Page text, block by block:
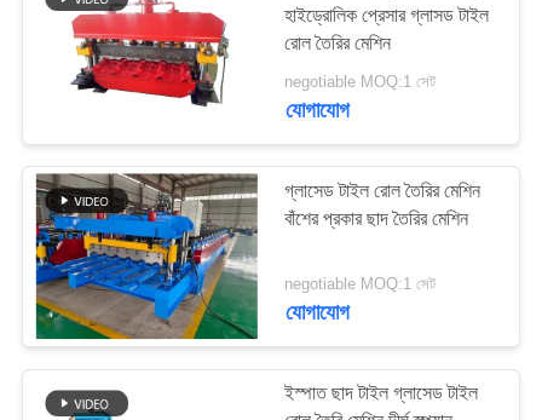
আমাদের
সম্বন্ধে
কারখানা
পরিদর্শন
গুণমান
নিয়ন্ত্রণ
সাইট
হাইড্রোলিক প্রেসার গ্লাসড টাইল
রোল তৈরির মেশিন
negotiable MOQ:1 সেট
যোগাযোগ
গ্লাসেড টাইল রোল তৈরির মেশিন
বাঁশের প্রকার ছাদ তৈরির মেশিন
negotiable MOQ:1 সেট
যোগাযোগ
ইস্পাত ছাদ টাইল গ্লাসেড টাইল